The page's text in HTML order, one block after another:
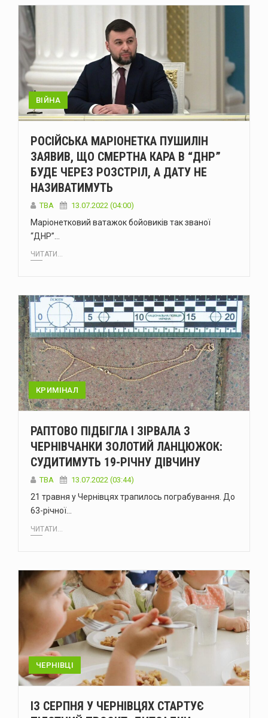
ВІЙНА
РОСІЙСЬКА МАРІОНЕТКА ПУШИЛІН
ЗАЯВИВ, ЩО СМЕРТНА КАРА В “ДНР”
БУДЕ ЧЕРЕЗ РОЗСТРІЛ, А ДАТУ НЕ
НАЗИВАТИМУТЬ
ТВА 13.07.2022 (04:00)
Маріонетковий ватажок бойовиків так званої
“ДНР”…
ЧИТАТИ...
КРИМІНАЛ
РАПТОВО ПІДБІГЛА І ЗІРВАЛА З
ЧЕРНІВЧАНКИ ЗОЛОТИЙ ЛАНЦЮЖОК:
СУДИТИМУТЬ 19-РІЧНУ ДІВЧИНУ
TBA 13.07.2022 (03:44)
21 травня у Чернівцях трапилось пограбування. До
63-річної…
ЧИТАТИ...
ЧЕРНІВЦІ
ІЗ СЕРПНЯ У ЧЕРНІВЦЯХ СТАРТУЄ